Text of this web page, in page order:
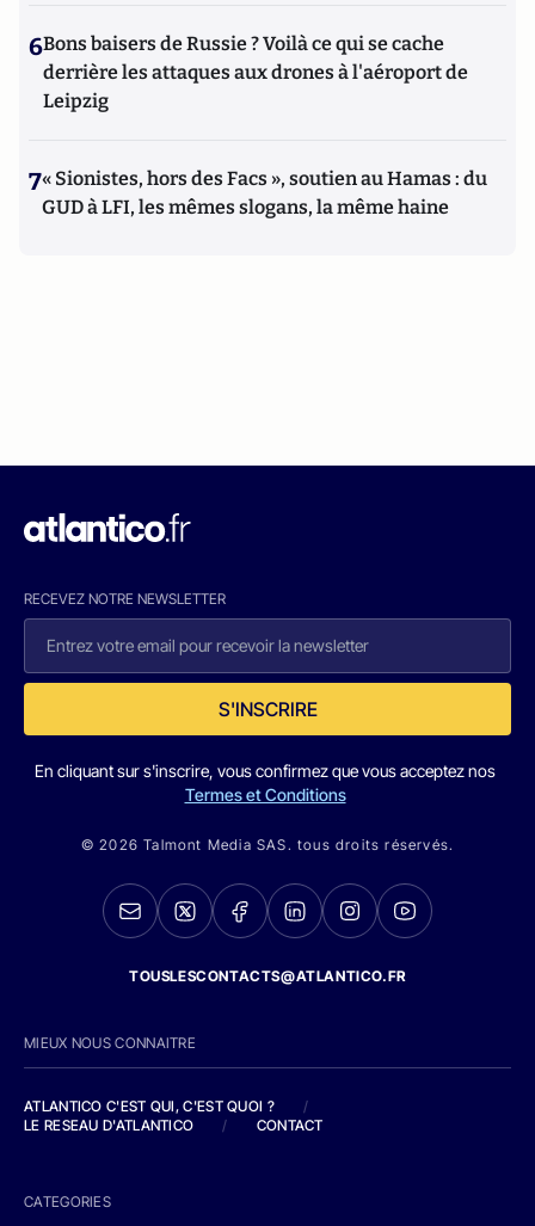
6Bons baisers de Russie ? Voilà ce qui se cache
derrière les attaques aux drones à l'aéroport de
Leipzig
7« Sionistes, hors des Facs », soutien au Hamas : du
GUD à LFI, les mêmes slogans, la même haine
RECEVEZ NOTRE NEWSLETTER
S'INSCRIRE
En cliquant sur s'inscrire, vous confirmez que vous acceptez nos
Termes et Conditions
© 2026 Talmont Media SAS. tous droits réservés.
TOUSLESCONTACTS@ATLANTICO.FR
MIEUX NOUS CONNAITRE
ATLANTICO C'EST QUI, C'EST QUOI ?
/
LE RESEAU D'ATLANTICO
/ CONTACT
CATEGORIES